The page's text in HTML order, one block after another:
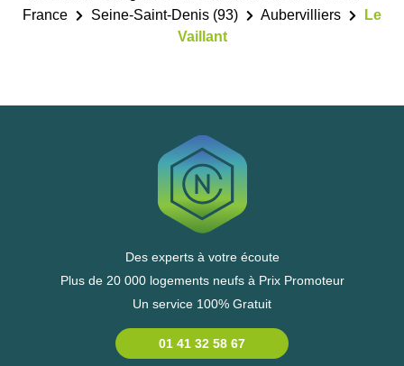
France
Seine-Saint-Denis (93) Aubervilliers
Le
Vaillant
Des experts à votre écoute
Plus de 20 000 logements neufs à Prix Promoteur
Un service 100% Gratuit
01 41 32 58 67